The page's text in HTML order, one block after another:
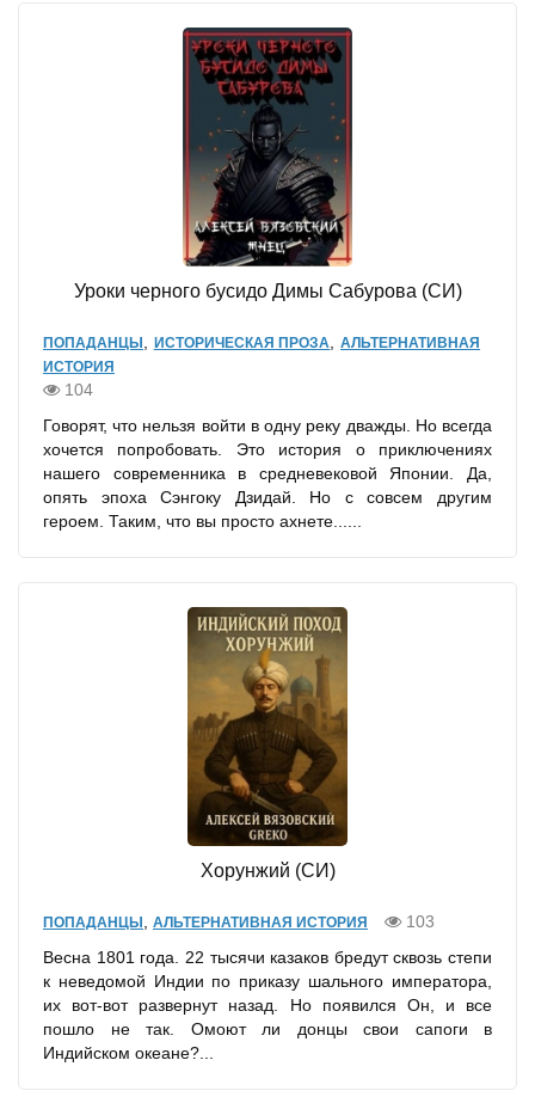
Уроки черного бусидо Димы Сабурова (СИ)
ПОПАДАНЦЫ ИСТОРИЧЕСКАЯ ПРОЗА ,АЛЬТЕРНАТИВНАЯ
ИСТОРИЯ
104
Говорят, что нельзя войти в одну реку дважды. Но всегда
хочется попробовать. Это история о приключениях
нашего современника в средневековой Японии. Да,
опять эпоха Сэнгоку Дзидай. Но с совсем другим
героем. Таким, что вы просто ахнете......
Хорунжий (СИ)
ПОПАДАНЦЫ АЛЬТЕРНАТИВНАЯ ИСТОРИЯ
103
Весна 1801 года. 22 тысячи казаков бредут сквозь степи
к неведомой Индии по приказу шального императора,
их вот-вот развернут назад. Но появился Он, и все
пошло не так. Омоют ли донцы свои сапоги в
Индийском океане?...